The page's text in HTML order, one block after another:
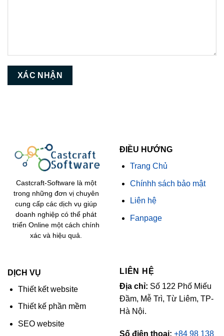
Castcraft-Software là một
trong những đơn vị chuyên
cung cấp các dịch vụ giúp
doanh nghiệp có thể phát
triển Online một cách chính
xác và hiệu quả.
ĐIỀU HƯỚNG
Trang Chủ
Chínhh sách bảo mật
Liên hệ
Fanpage
DỊCH VỤ
Thiết kết website
Thiết kế phần mềm
SEO website
LIÊN HỆ
Địa chỉ: Số 122 Phố Miếu
Đầm, Mễ Trì, Từ Liêm, TP-
Hà Nội.
Số điện thoại: +84 98 138